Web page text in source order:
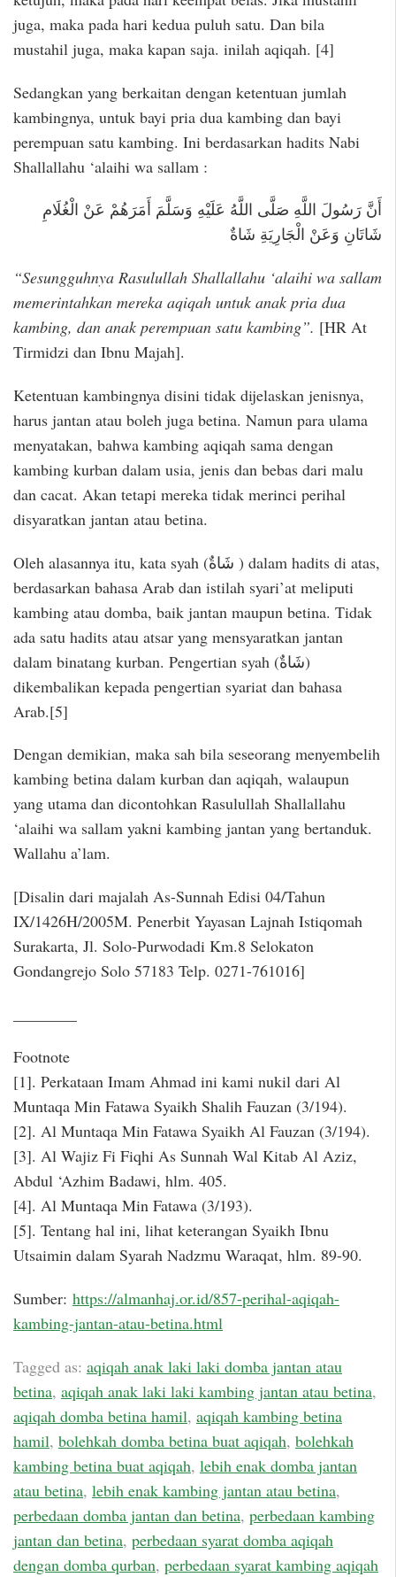
juga, maka pada hari kedua puluh satu. Dan bila
mustahil juga, maka kapan saja. inilah aqiqah. [4]
Sedangkan yang berkaitan dengan ketentuan jumlah
kambingnya, untuk bayi pria dua kambing dan bayi
perempuan satu kambing. Ini berdasarkan hadits Nabi
Shallallahu ‘alaihi wa sallam :
أَنَّ رَسُولَ اللَّهِ صَلَّى اللَّهُ عَلَيْهِ وَسَلَّمَ أَمَرَهُمْ عَنْ الْغُلَامِ
شَاتَانِ وَعَنْ الْجَارِيَةِ شَاةٌ
“Sesungguhnya Rasulullah Shallallahu ‘alaihi wa sallam
memerintahkan mereka aqiqah untuk anak pria dua
kambing, dan anak perempuan satu kambing”. [HR At
Tirmidzi dan Ibnu Majah].
Ketentuan kambingnya disini tidak dijelaskan jenisnya,
harus jantan atau boleh juga betina. Namun para ulama
menyatakan, bahwa kambing aqiqah sama dengan
kambing kurban dalam usia, jenis dan bebas dari malu
dan cacat. Akan tetapi mereka tidak merinci perihal
disyaratkan jantan atau betina.
Oleh alasannya itu, kata syah (شَاةٌ ) dalam hadits di atas,
berdasarkan bahasa Arab dan istilah syari’at meliputi
kambing atau domba, baik jantan maupun betina. Tidak
ada satu hadits atau atsar yang mensyaratkan jantan
dalam binatang kurban. Pengertian syah (شَاةٌ)
dikembalikan kepada pengertian syariat dan bahasa
Arab.[5]
Dengan demikian, maka sah bila seseorang menyembelih
kambing betina dalam kurban dan aqiqah, walaupun
yang utama dan dicontohkan Rasulullah Shallallahu
‘alaihi wa sallam yakni kambing jantan yang bertanduk.
Wallahu a’lam.
[Disalin dari majalah As-Sunnah Edisi 04/Tahun
IX/1426H/2005M. Penerbit Yayasan Lajnah Istiqomah
Surakarta, Jl. Solo-Purwodadi Km.8 Selokaton
Gondangrejo Solo 57183 Telp. 0271-761016]
Footnote
[1]. Perkataan Imam Ahmad ini kami nukil dari Al
Muntaqa Min Fatawa Syaikh Shalih Fauzan (3/194).
[2]. Al Muntaqa Min Fatawa Syaikh Al Fauzan (3/194).
[3]. Al Wajiz Fi Fiqhi As Sunnah Wal Kitab Al Aziz,
Abdul ‘Azhim Badawi, hlm. 405.
[4]. Al Muntaqa Min Fatawa (3/193).
[5]. Tentang hal ini, lihat keterangan Syaikh Ibnu
Utsaimin dalam Syarah Nadzmu Waraqat, hlm. 89-90.
Sumber: https://almanhaj.or.id/857-perihal-aqiqah-
kambing-jantan-atau-betina.html
Tagged as: aqiqah anak laki laki domba jantan atau
betina, aqiqah anak laki laki kambing jantan atau betina,
aqiqah domba betina hamil, aqiqah kambing betina
hamil, bolehkah domba betina buat aqiqah, bolehkah
kambing betina buat aqiqah, lebih enak domba jantan
atau betina, lebih enak kambing jantan atau betina,
perbedaan domba jantan dan betina, perbedaan kambing
jantan dan betina, perbedaan syarat domba aqiqah
dengan domba qurban, perbedaan syarat kambing aqiqah